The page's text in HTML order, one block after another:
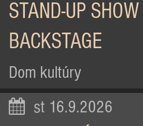
STAND-UP SHOW
BACKSTAGE
Dom kultúry
st 16.9.2026